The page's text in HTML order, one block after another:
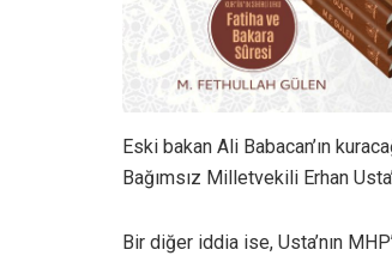
Eski bakan Ali Babacan’ın
Bağımsız Milletvekili Erhan
Bir diğer iddia ise, Usta’nın